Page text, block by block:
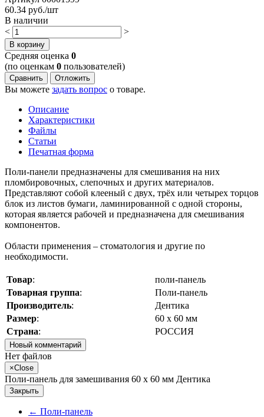
60.34 руб./шт
В наличии
<
>
В корзину
Cредняя оценка 0
(по оценкам 0 пользователей)
Сравнить Отложить
Вы можете задать вопрос о товаре.
Описание
Характеристики
Файлы
Статьи
Печатная форма
Поли-панели предназначены для смешивания на них
пломбировочных, слепочных и других материалов.
Представляют собой клееный с двух, трёх или четырех торцов
блок из листов бумаги, ламинированной с одной стороны,
которая является рабочей и предназначена для смешивания
компонентов.
Области применения – стоматология и другие по
необходимости.
Товар:
поли-панель
Товарная группа:
Поли-панель
Производитель:
Дентика
Размер:
60 х 60 мм
Страна: РОССИЯ
Новый комментарий
Нет файлов
×Close
Поли-панель для замешивания 60 х 60 мм Дентика
Закрыть
← Поли-панель